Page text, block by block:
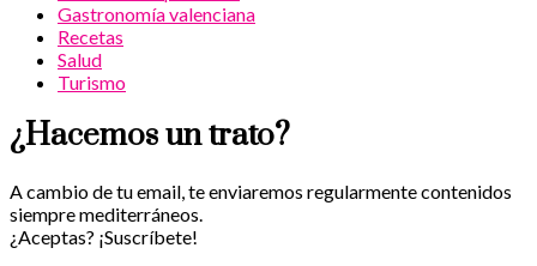
Gastronomía valenciana
Recetas
Salud
Turismo
¿Hacemos un trato?
A cambio de tu email, te enviaremos regularmente contenidos
siempre mediterráneos.
¿Aceptas? ¡Suscríbete!